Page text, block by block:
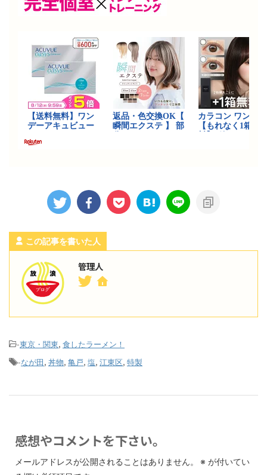
この記事を書いた人
管理人
-東京・関東, 食したラーメン！
-なが田, 丼物, 亀戸, 塩, 江東区, 特製
感想やコメントを下さい。
メールアドレスが公開されることはありません。 ※ が付いてい